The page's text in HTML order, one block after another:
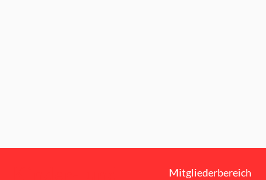
Mitgliederbereich